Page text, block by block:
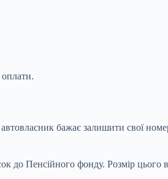
оплати.
бажає залишити свої
до Пенсійного фонду. Розмір цього